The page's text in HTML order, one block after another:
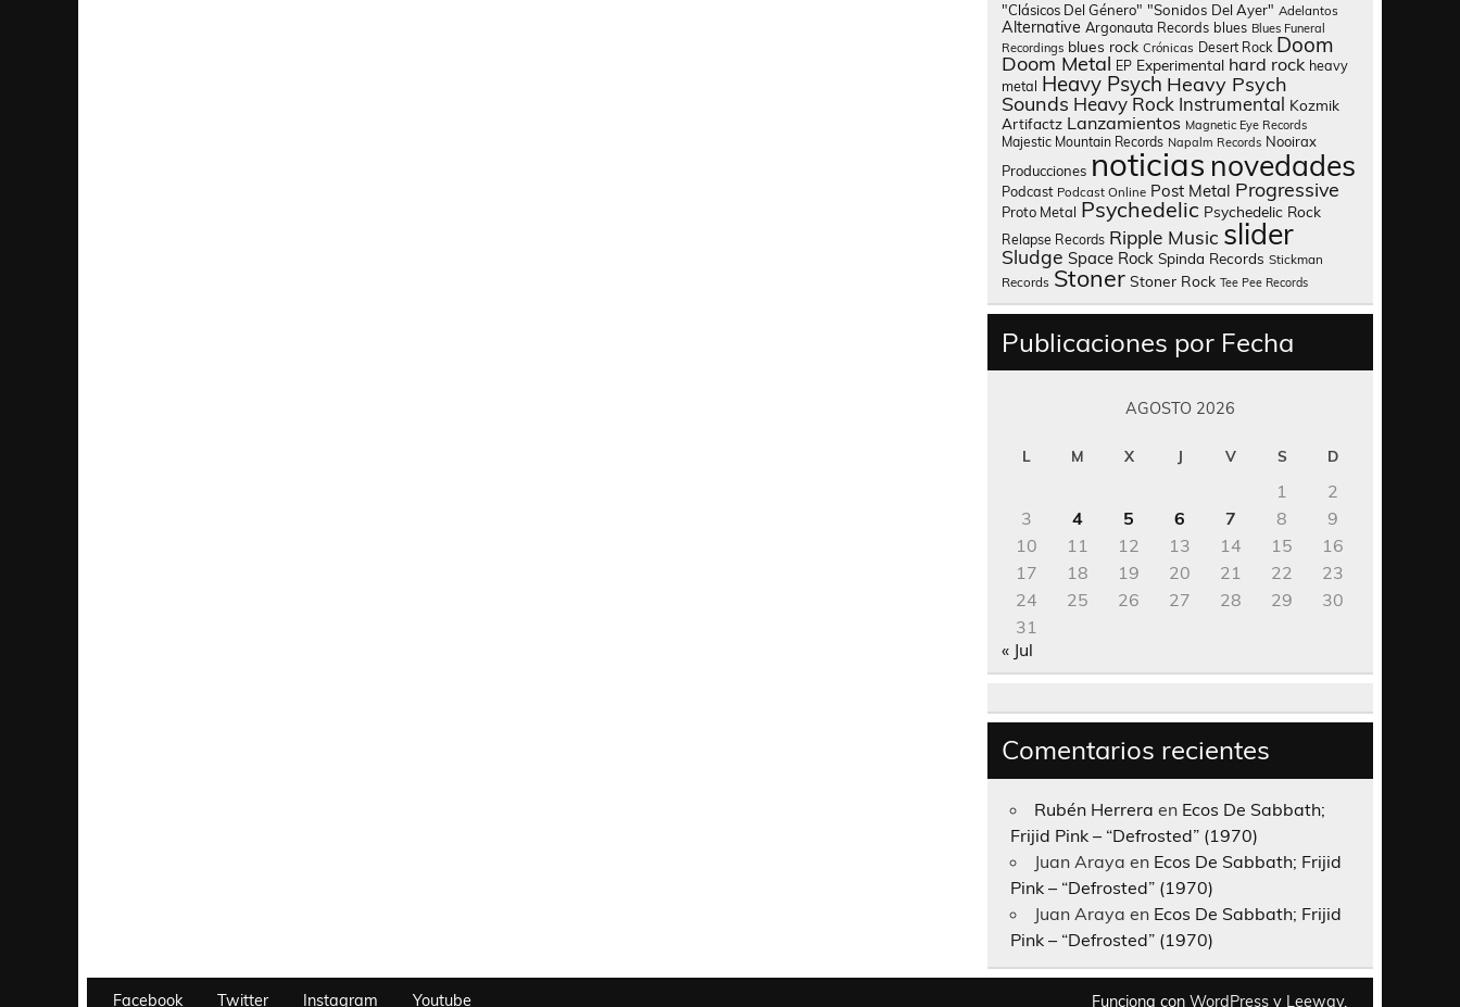
"Clásicos Del Género" "Sonidos Del Ayer" Adelantos
Alternative Argonauta Records blues Blues Funeral
Recordings blues rock Crónicas Desert Rock Doom
Doom Metal EP Experimental hard rock heavy
metal Heavy Psych Heavy Psych
Sounds Heavy Rock Instrumental Kozmik
Artifactz Lanzamientos Magnetic Eye Records
Majestic Mountain Records Napalm Records Nooirax
Producciones noticias novedades
Podcast Podcast Online Post Metal Progressive
Proto Metal Psychedelic Psychedelic Rock
Relapse Records Ripple Music slider
Sludge Space Rock Spinda Records Stickman
Records Stoner Stoner Rock Tee Pee Records
Publicaciones por Fecha
AGOSTO 2026
L M X J V S D
1
2
3
4 5 6 7 8
9
10
11 12 13 14 15
16
17
18 19 20 21 22
23
24
25 26 27 28 29
30
31
« Jul
Comentarios recientes
Rubén Herrera en Ecos De Sabbath;
Frijid Pink – “Defrosted” (1970)
Juan Araya en Ecos De Sabbath; Frijid
Pink – “Defrosted” (1970)
Juan Araya en Ecos De Sabbath; Frijid
Pink – “Defrosted” (1970)
Facebook Twitter Instagram Youtube Funciona con WordPress y Leeway.